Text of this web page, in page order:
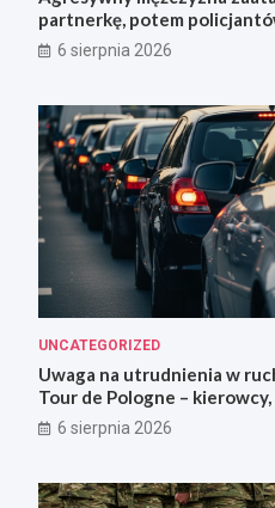
partnerkę, potem
butelką
6 sierpnia 2026
UNCATEGORIZED
Uwaga na utrudnienia w
Tour de Pologne –
przygotowani!
6 sierpnia 2026